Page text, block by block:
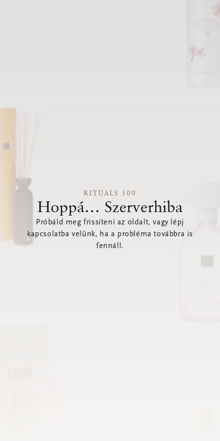
RITUALS 500
Hoppá… Szerverhiba
Próbáld meg frissíteni az oldalt, vagy lépj
kapcsolatba velünk, ha a probléma továbbra is
fennáll.